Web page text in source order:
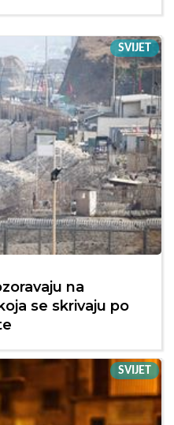
SVIJET
na
se skrivaju po
SVIJET